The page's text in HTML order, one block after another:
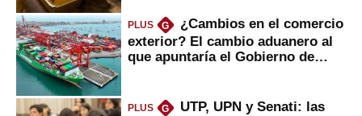
PLUS G
¿Cambios en el comercio
exterior? El cambio aduanero al
que apuntaría el Gobierno de
PLUS G
UTP, UPN y Senati: las